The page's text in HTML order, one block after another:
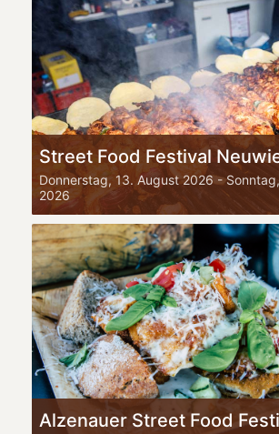
Street Food Festival
Donnerstag, 13. August 2026-
2026
Alzenauer Street Food